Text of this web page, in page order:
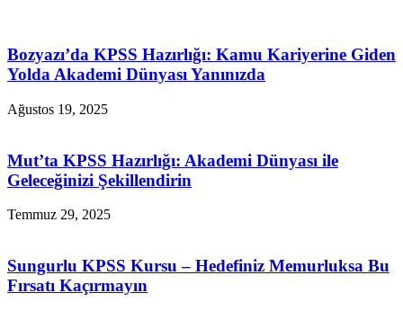
Bozyazı’da KPSS Hazırlığı: Kamu Kariyerine Giden
Yolda Akademi Dünyası Yanınızda
Ağustos 19, 2025
Mut’ta KPSS Hazırlığı: Akademi Dünyası ile
Geleceğinizi Şekillendirin
Temmuz 29, 2025
Sungurlu KPSS Kursu – Hedefiniz Memurluksa Bu
Fırsatı Kaçırmayın